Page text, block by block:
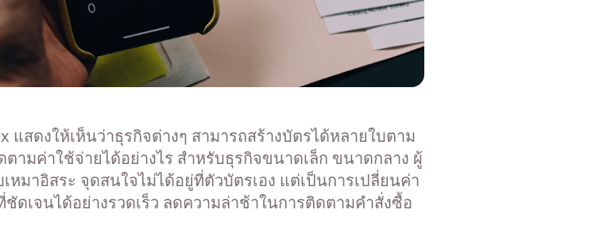
แสดงให้เห็นว่าธุรกิจต่างๆ สามารถสร้างบัตรได้หลายใบตาม
ามค่าใช้จ่ายได้อย่างไร สำหรับธุรกิจขนาดเล็ก ขนาดกลาง ผู้
มาอิสระ จุดสนใจไม่ได้อยู่ที่ตัวบัตรเอง แต่เป็นการเปลี่ยนค่า
ดเจนได้อย่างรวดเร็ว ลดความล่าช้าในการติดตามคำสั่งซื้อ